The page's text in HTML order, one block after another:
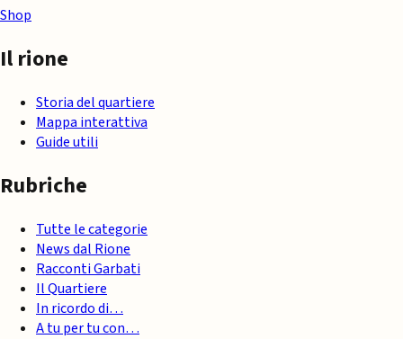
Shop
Il rione
Storia del quartiere
Mappa interattiva
Guide utili
Rubriche
Tutte le categorie
News dal Rione
Racconti Garbati
Il Quartiere
In ricordo di…
A tu per tu con…